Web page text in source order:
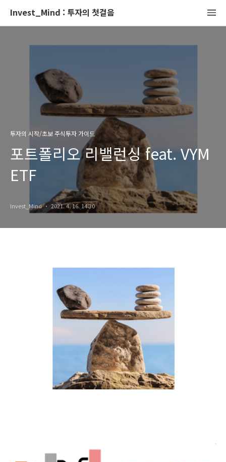
Invest_Mind : 투자의 첫걸음
투자의 시작/초보 주식투자 가이드
포트폴리오 리밸런싱 feat. VYM
ETF
Invest_Mind 2021. 4. 16. 14:30